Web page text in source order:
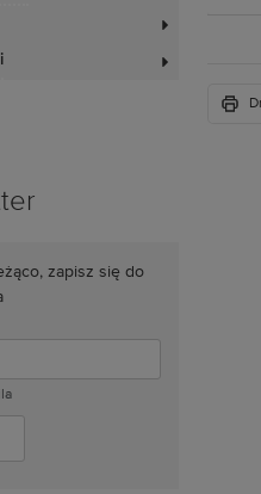
zapisz się do